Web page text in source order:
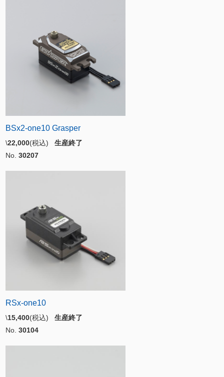
BSx2-one10 Grasper
\22,000(税込) 生産終了
No. 30207
RSx-one10
\15,400(税込) 生産終了
No. 30104